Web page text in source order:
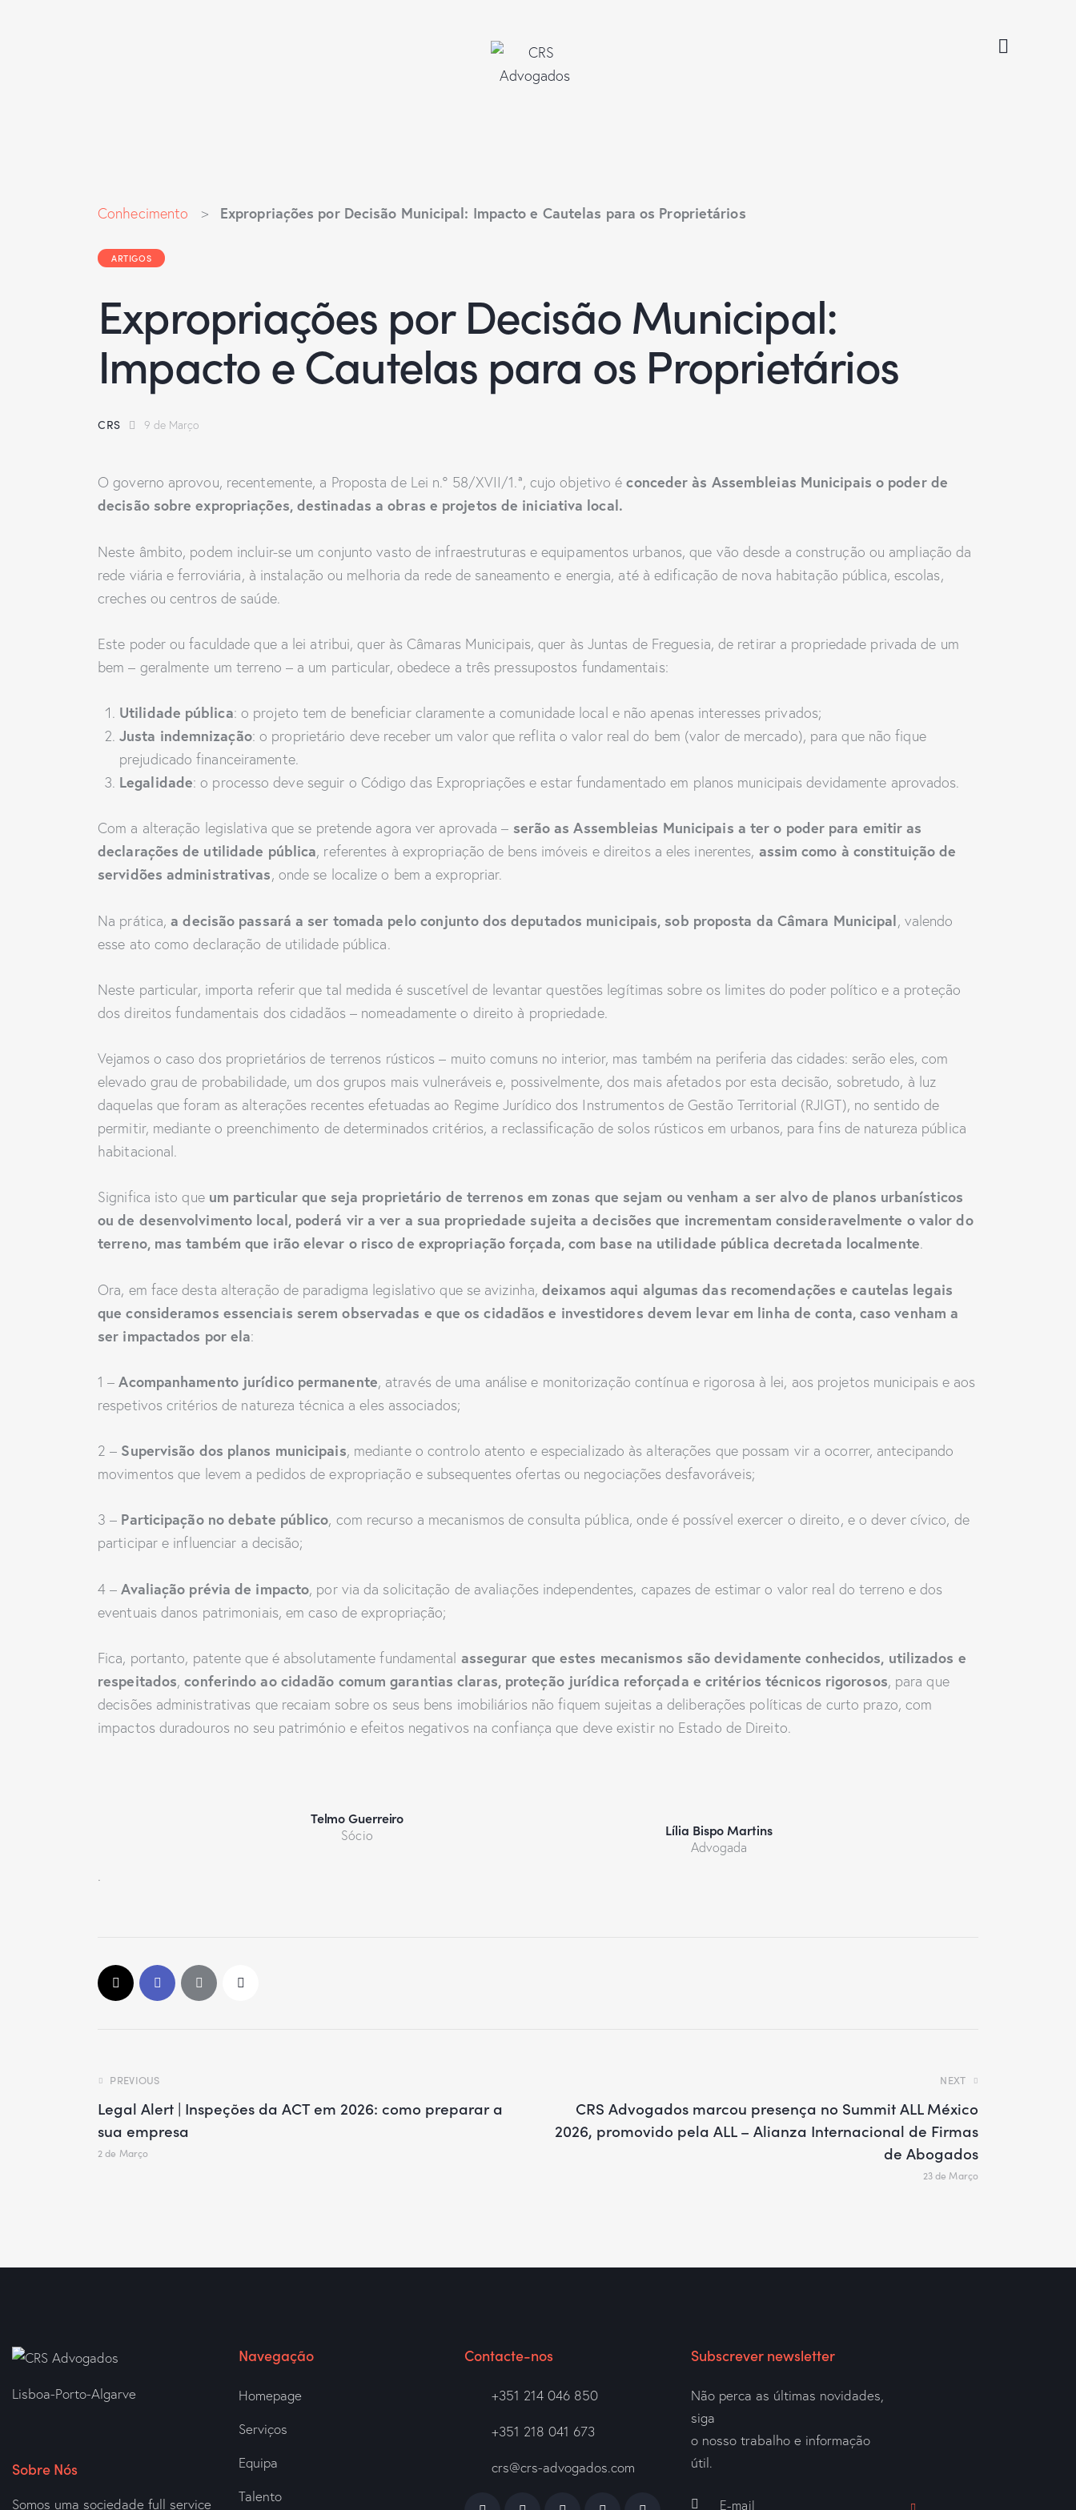
Conhecimento > Expropriações por Decisão Municipal: Impacto e Cautelas para os Proprietários
ARTIGOS
Expropriações por Decisão Municipal:
Impacto e Cautelas para os Proprietários
CRS 9 de Março
O governo aprovou, recentemente, a Proposta de Lei n.º 58/XVII/1.ª, cujo objetivo éconceder às Assembleias Municipais o poder de
decisão sobre expropriações, destinadas a obras e projetos de iniciativa local.
Neste âmbito, podem incluir-se um conjunto vasto de infraestruturas e equipamentos urbanos, que vão desde a construção ou ampliação da
rede viária e ferroviária, à instalação ou melhoria da rede de saneamento e energia, até à edificação de nova habitação pública, escolas,
creches ou centros de saúde.
Este poder ou faculdade que a lei atribui, quer às Câmaras Municipais, quer às Juntas de Freguesia, de retirar a propriedade privada de um
bem – geralmente um terreno – a um particular, obedece a três pressupostos fundamentais:
Utilidade pública: o projeto tem de beneficiar claramente a comunidade local e não apenas interesses privados;
Justa indemnização: o proprietário deve receber um valor que reflita o valor real do bem (valor de mercado), para que não fique
prejudicado financeiramente.
Legalidade: o processo deve seguir o Código das Expropriações e estar fundamentado em planos municipais devidamente aprovados.
Com a alteração legislativa que se pretende agora ver aprovada – serão as Assembleias Municipais a ter o poder para emitir as
declarações de utilidade pública, referentes à expropriação de bens imóveis e direitos a eles inerentes, assim como à constituição de
servidões administrativas, onde se localize o bem a expropriar.
Na prática,a decisão passará a ser tomada pelo conjunto dos deputados municipais, sob proposta da Câmara Municipal, valendo
esse ato como declaração de utilidade pública.
Neste particular, importa referir que tal medida é suscetível de levantar questões legítimas sobre os limites do poder político e a proteção
dos direitos fundamentais dos cidadãos – nomeadamente o direito à propriedade.
Vejamos o caso dos proprietários de terrenos rústicos – muito comuns no interior, mas também na periferia das cidades: serão eles, com
elevado grau de probabilidade, um dos grupos mais vulneráveis e, possivelmente, dos mais afetados por esta decisão, sobretudo, à luz
daquelas que foram as alterações recentes efetuadas ao Regime Jurídico dos Instrumentos de Gestão Territorial (RJIGT), no sentido de
permitir, mediante o preenchimento de determinados critérios, a reclassificação de solos rústicos em urbanos, para fins de natureza pública
habitacional.
Significa isto que um particular que seja proprietário de terrenos em zonas que sejam ou venham a ser alvo de planos urbanísticos
ou de desenvolvimento local, poderá vir a ver a sua propriedade sujeita a decisões que incrementam consideravelmente o valor do
terreno, mas também que irão elevar o risco de expropriação forçada, com base na utilidade pública decretada localmente.
Ora, em face desta alteração de paradigma legislativo que se avizinha,deixamos aqui algumas das recomendações e cautelas legais
que consideramos essenciais serem observadas e que os cidadãos e investidores devem levar em linha de conta, caso venham a
ser impactados por ela:
1 –Acompanhamento jurídico permanente, através de uma análise e monitorização contínua e rigorosa à lei, aos projetos municipais e aos
respetivos critérios de natureza técnica a eles associados;
2 – Supervisão dos planos municipais, mediante o controlo atento e especializado às alterações que possam vir a ocorrer, antecipando
movimentos que levem a pedidos de expropriação e subsequentes ofertas ou negociações desfavoráveis;
3 – Participação no debate público, com recurso a mecanismos de consulta pública, onde é possível exercer o direito, e o dever cívico, de
participar e influenciar a decisão;
4 –Avaliação prévia de impacto, por via da solicitação de avaliações independentes, capazes de estimar o valor real do terreno e dos
eventuais danos patrimoniais, em caso de expropriação;
Fica, portanto, patente que é absolutamente fundamental assegurar que estes mecanismos são devidamente conhecidos, utilizados e
respeitados,conferindo ao cidadão comum garantias claras, proteção jurídica reforçada e critérios técnicos rigorosos, para que
decisões administrativas que recaiam sobre os seus bens imobiliários não fiquem sujeitas a deliberações políticas de curto prazo, com
impactos duradouros no seu património e efeitos negativos na confiança que deve existir no Estado de Direito.
Telmo Guerreiro
Sócio Lília Bispo Martins
Advogada
.
PREVIOUS
Legal Alert | Inspeções da ACT em 2026: como preparar a
sua empresa
2 de Março
NEXT
CRS Advogados marcou presença no Summit ALL México
2026, promovido pela ALL – Alianza Internacional de Firmas
de Abogados
23 de Março
Lisboa-Porto-Algarve
Sobre Nós
Somos uma sociedade full service
Navegação
Homepage
Serviços
Equipa
Talento
Contacte-nos
+351 214 046 850
+351 218 041 673
crs@crs-advogados.com
Subscrever newsletter
Não perca as últimas novidades,
siga
o nosso trabalho e informação
útil.